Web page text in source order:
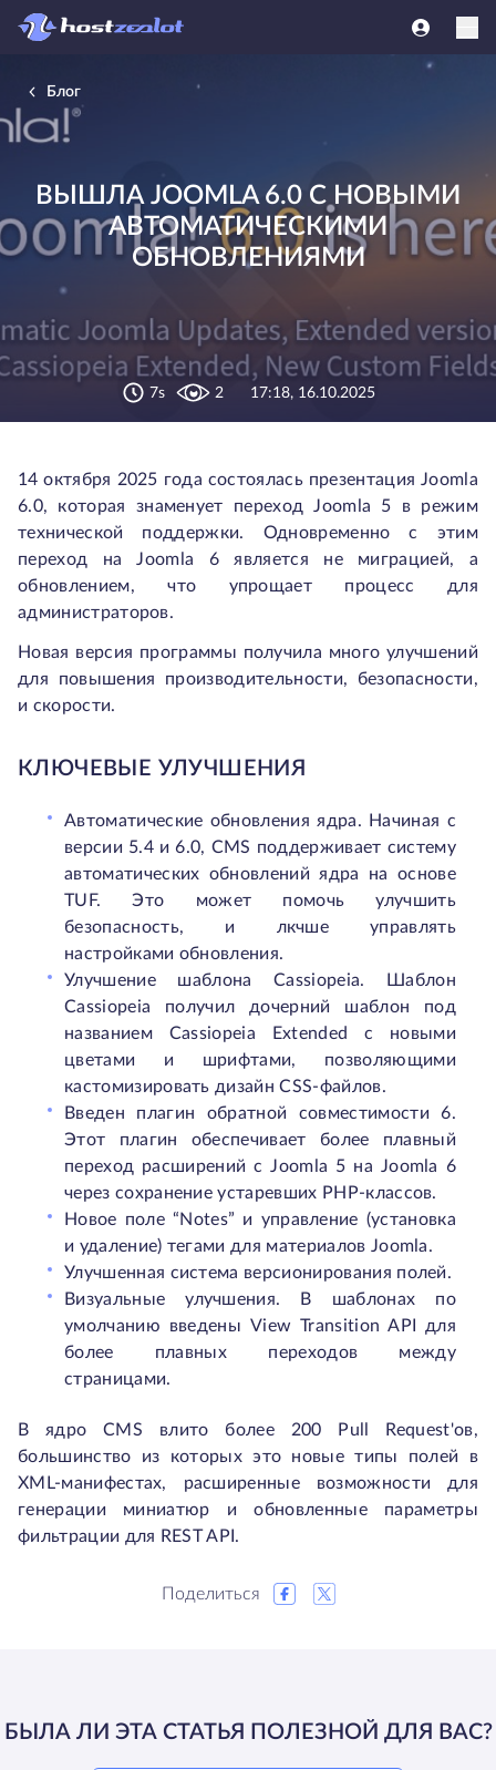
Блог
ВЫШЛА JOOMLA 6.0 C НОВЫМИ
АВТОМАТИЧЕСКИМИ
ОБНОВЛЕНИЯМИ
7s 2 17:18, 16.10.2025
14 октября 2025 года состоялась презентация Joomla
6.0, которая знаменует переход Joomla 5 в режим
технической поддержки. Одновременно с этим
переход на Joomla 6 является не миграцией, а
обновлением, что упрощает процесс для
администраторов.
Новая версия программы получила много улучшений
для повышения производительности, безопасности,
и скорости.
КЛЮЧЕВЫЕ УЛУЧШЕНИЯ
Автоматические обновления ядра. Начиная с
версии 5.4 и 6.0, CMS поддерживает систему
автоматических обновлений ядра на основе
TUF. Это может помочь улучшить
безопасность, и лкчше управлять
настройками обновления.
Улучшение шаблона Cassiopeia. Шаблон
Cassiopeia получил дочерний шаблон под
названием Cassiopeia Extended с новыми
цветами и шрифтами, позволяющими
кастомизировать дизайн CSS-файлов.
Введен плагин обратной совместимости 6.
Этот плагин обеспечивает более плавный
переход расширений с Joomla 5 на Joomla 6
через сохранение устаревших PHP-классов.
Новое поле “Notes” и управление (установка
и удаление) тегами для материалов Joomla.
Улучшенная система версионирования полей.
Визуальные улучшения. В шаблонах по
умолчанию введены View Transition API для
более плавных переходов между
страницами.
В ядро CMS влито более 200 Pull Request'ов,
большинство из которых это новые типы полей в
XML-манифестах, расширенные возможности для
генерации миниатюр и обновленные параметры
фильтрации для REST API.
Поделиться
БЫЛА ЛИ ЭТА СТАТЬЯ ПОЛЕЗНОЙ ДЛЯ ВАС?